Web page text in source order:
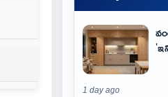
1 day ago